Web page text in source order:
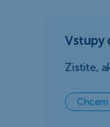
Vstupy
Zistite,